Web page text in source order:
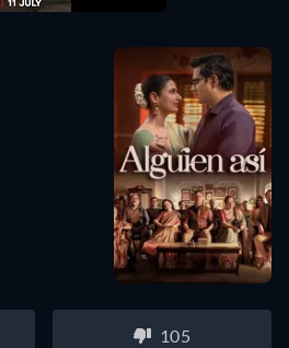
105